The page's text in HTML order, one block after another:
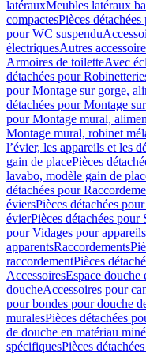
latérauxMeubles latéraux
compactesPièces
pour WC suspendu
électriquesAutres
Armoires de toiletteAvec
détachées pour
pour Montage sur gorge,
détachées pour Montage
pour Montage mural,
Montage mural, robinet
l’évier, les appareils et les
gain de placePièces
lavabo, modèle gain de
détachées pour
éviersPièces détachées
évierPièces détachées
pour Vidages pour appareils
apparentsRaccordements
raccordementPièces
AccessoiresEspace douche
doucheAccessoires pour
pour bondes pour douche
muralesPièces détachées
de douche en matériau
spécifiquesPièces